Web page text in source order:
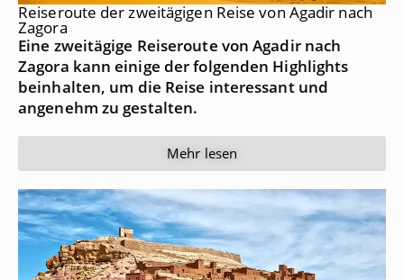
Reiseroute der zweitägigen Reise von Agadir nach
Zagora
Eine zweitägige Reiseroute von Agadir nach
Zagora kann einige der folgenden Highlights
beinhalten, um die Reise interessant und
angenehm zu gestalten.
Mehr lesen